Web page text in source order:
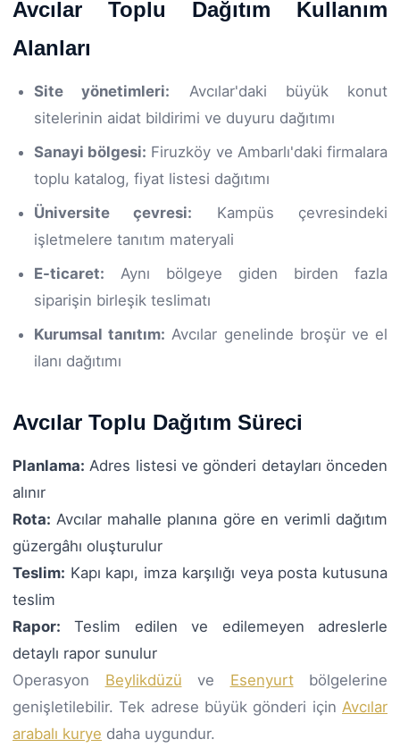
Avcılar Toplu Dağıtım Kullanım
Alanları
Site yönetimleri: Avcılar'daki büyük konut
sitelerinin aidat bildirimi ve duyuru dağıtımı
Sanayi bölgesi: Firuzköy ve Ambarlı'daki firmalara
toplu katalog, fiyat listesi dağıtımı
Üniversite çevresi: Kampüs çevresindeki
işletmelere tanıtım materyali
E-ticaret: Aynı bölgeye giden birden fazla
siparişin birleşik teslimatı
Kurumsal tanıtım: Avcılar genelinde broşür ve el
ilanı dağıtımı
Avcılar Toplu Dağıtım Süreci
Planlama: Adres listesi ve gönderi detayları önceden
alınır
Rota: Avcılar mahalle planına göre en verimli dağıtım
güzergâhı oluşturulur
Teslim: Kapı kapı, imza karşılığı veya posta kutusuna
teslim
Rapor: Teslim edilen ve edilemeyen adreslerle
detaylı rapor sunulur
Operasyon Beylikdüzü ve Esenyurtbölgelerine
genişletilebilir. Tek adrese büyük gönderi için Avcılar
arabalı kurye daha uygundur.